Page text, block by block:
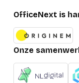
OfficeNext is
Onze